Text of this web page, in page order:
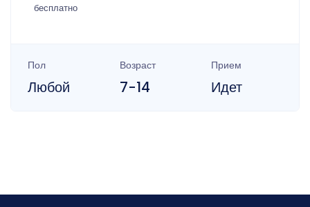
бесплатно
Пол
Любой
Возраст
7-14
Прием
Идет